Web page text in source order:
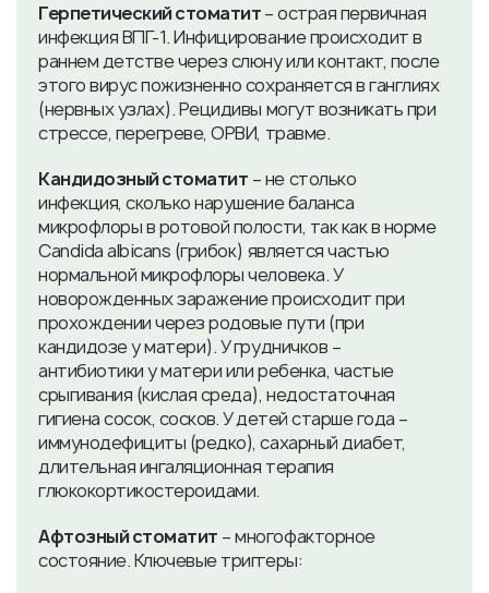
Герпетический стоматит– острая первичная
инфекция ВПГ-1. Инфицирование происходит в
раннем детстве через слюну или контакт, после
этого вирус пожизненно сохраняется в ганглиях
(нервных узлах). Рецидивы могут возникать при
стрессе, перегреве, ОРВИ, травме.
Кандидозный стоматит – не столько
инфекция, сколько нарушение баланса
микрофлоры в ротовой полости, так как в норме
Candida albicans (грибок) является частью
нормальной микрофлоры человека. У
новорожденных заражение происходит при
прохождении через родовые пути (при
кандидозе у матери). У грудничков –
антибиотики у матери или ребенка, частые
срыгивания (кислая среда), недостаточная
гигиена сосок, сосков. У детей старше года –
иммунодефициты (редко), сахарный диабет,
длительная ингаляционная терапия
глюкокортикостероидами.
Афтозный стоматит – многофакторное
состояние. Ключевые триггеры: